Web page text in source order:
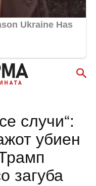
случи“:
убиен
загуба